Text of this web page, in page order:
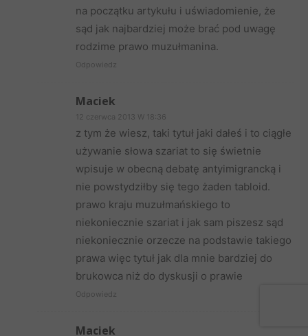
na początku artykułu i uświadomienie, że
sąd jak najbardziej może brać pod uwagę
rodzime prawo muzułmanina.
Odpowiedz
Maciek
12 czerwca 2013 W 18:36
z tym że wiesz, taki tytuł jaki dałeś i to ciągłe
używanie słowa szariat to się świetnie
wpisuje w obecną debatę antyimigrancką i
nie powstydziłby się tego żaden tabloid.
prawo kraju muzułmańskiego to
niekoniecznie szariat i jak sam piszesz sąd
niekoniecznie orzecze na podstawie takiego
prawa więc tytuł jak dla mnie bardziej do
brukowca niż do dyskusji o prawie
Odpowiedz
Maciek